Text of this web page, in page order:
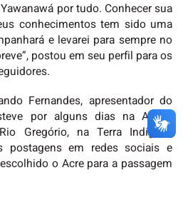
por tudo. Conhecer sua
conhecimentos tem sido uma
e levarei para sempre no
postou em seu perfil para os
Fernandes, apresentador do
por alguns dias na Aldeia
Gregório, na Terra Indígena
postagens em redes sociais e
o Acre para a passagem